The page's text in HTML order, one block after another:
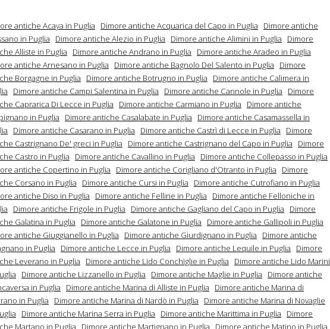
antiche Acaya in Puglia Dimore antiche Acquarica del Capo in Puglia
Dimore antiche
in Puglia
Dimore antiche Alezio in Puglia Dimore antiche Alimini in Puglia
Dimore
Alliste in Puglia
Dimore antiche Andrano in Puglia
Dimore antiche Aradeo in Puglia
antiche Arnesano in Puglia
Dimore antiche Bagnolo Del Salento in Puglia
Dimore
Borgagne in Puglia
Dimore antiche Botrugno in Puglia
Dimore antiche Calimera in
Dimore antiche Campi Salentina in Puglia Dimore antiche Cannole in Puglia
Dimore
Caprarica Di Lecce in Puglia
Dimore antiche Carmiano in Puglia
Dimore antiche
in Puglia
Dimore antiche Casalabate in Puglia
Dimore antiche Casamassella in
Dimore antiche Casarano in Puglia Dimore antiche Castrì di Lecce in Puglia
Dimore
Castrignano De' greci in Puglia
Dimore antiche Castrignano del Capo in Puglia
Dimore
Castro in Puglia
Dimore antiche Cavallino in Puglia
Dimore antiche Collepasso in Puglia
antiche Copertino in Puglia
Dimore antiche Corigliano d'Otranto in Puglia
Dimore
Corsano in Puglia
Dimore antiche Cursi in Puglia
Dimore antiche Cutrofiano in Puglia
antiche Diso in Puglia
Dimore antiche Felline in Puglia
Dimore antiche Felloniche in
Dimore antiche Frigole in Puglia Dimore antiche Gagliano del Capo in Puglia
Dimore
Galatina in Puglia
Dimore antiche Galatone in Puglia
Dimore antiche Gallipoli in Puglia
antiche Giuggianello in Puglia
Dimore antiche Giurdignano in Puglia
Dimore antiche
in Puglia
Dimore antiche Lecce in Puglia Dimore antiche Lequile in Puglia
Dimore
Leverano in Puglia
Dimore antiche Lido Conchiglie in Puglia
Dimore antiche Lido Marini
Dimore antiche Lizzanello in Puglia Dimore antiche Maglie in Puglia
Dimore antiche
in Puglia
Dimore antiche Marina di Alliste in Puglia
Dimore antiche Marina di
in Puglia
Dimore antiche Marina di Nardò in Puglia
Dimore antiche Marina di Novaglie
Dimore antiche Marina Serra in Puglia Dimore antiche Marittima in Puglia
Dimore
Martano in Puglia
Dimore antiche Martignano in Puglia
Dimore antiche Matino in Puglia